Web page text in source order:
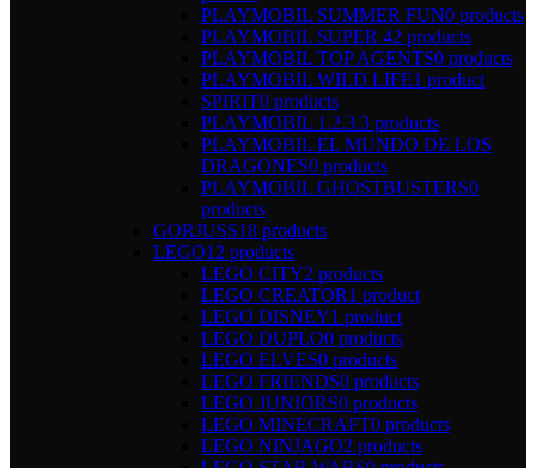
PLAYMOBIL SUMMER FUN0 products
PLAYMOBIL SUPER 42 products
PLAYMOBIL TOP AGENTS0 products
PLAYMOBIL WILD LIFE1 product
SPIRIT0 products
PLAYMOBIL 1.2.3.3 products
PLAYMOBIL EL MUNDO DE LOS
DRAGONES0 products
PLAYMOBIL GHOSTBUSTERS0
products
GORJUSS18 products
LEGO12 products
LEGO CITY2 products
LEGO CREATOR1 product
LEGO DISNEY1 product
LEGO DUPLO0 products
LEGO ELVES0 products
LEGO FRIENDS0 products
LEGO JUNIORS0 products
LEGO MINECRAFT0 products
LEGO NINJAGO2 products